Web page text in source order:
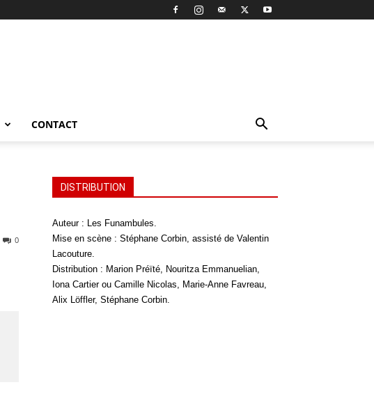
CONTACT
0
DISTRIBUTION
Auteur : Les Funambules.
Mise en scène : Stéphane Corbin, assisté de Valentin
Lacouture.
Distribution : Marion Préïté, Nouritza Emmanuelian,
Iona Cartier ou Camille Nicolas, Marie-Anne Favreau,
Alix Löffler, Stéphane Corbin.